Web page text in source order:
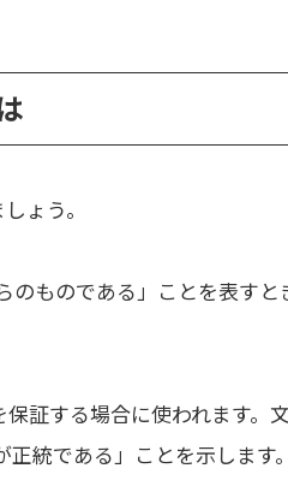
ょう。
のものである」ことを表すと
証する場合に使われます。
統である」ことを示します。